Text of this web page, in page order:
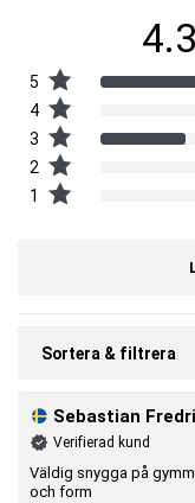
4.3
5
4
3
2
1
Sortera & filtrera
Sebastian
Verifierad kund
Väldig snygga på
och form